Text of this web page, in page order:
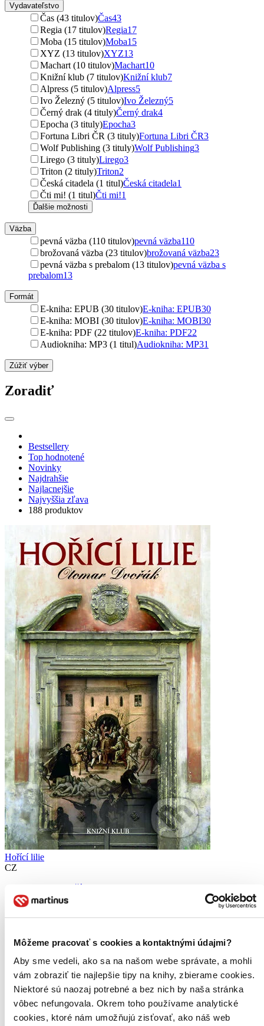
Môžeme pracovať s cookies a kontaktnými údajmi?
Aby sme vedeli, ako sa na našom webe správate, a mohli
vám zobraziť tie najlepšie tipy na knihy, zbierame cookies.
Niektoré sú naozaj potrebné a bez nich by naša stránka
vôbec nefungovala. Okrem toho používame analytické
cookies, ktoré nám umožňujú zisťovať, ako náš web
Vydavateľstvo
Čas (43 titulov)Čas43
Regia (17 titulov)Regia17
Moba (15 titulov)Moba15
XYZ (13 titulov)XYZ13
Machart (10 titulov)Machart10
Knižní klub (7 titulov)Knižní klub7
Alpress (5 titulov)Alpress5
Ivo Železný (5 titulov)Ivo Železný5
Černý drak (4 tituly)Černý drak4
Epocha (3 tituly)Epocha3
Fortuna Libri ČR (3 tituly)Fortuna Libri ČR3
Wolf Publishing (3 tituly)Wolf Publishing3
Lirego (3 tituly)Lirego3
Triton (2 tituly)Triton2
Česká citadela (1 titul)Česká citadela1
Čti mi! (1 titul)Čti mi!1
Ďalšie možnosti
Väzba
pevná väzba (110 titulov)pevná väzba110
brožovaná väzba (23 titulov)brožovaná väzba23
pevná väzba s prebalom (13 titulov)pevná väzba s
prebalom13
Formát
E-kniha: EPUB (30 titulov)E-kniha: EPUB30
E-kniha: MOBI (30 titulov)E-kniha: MOBI30
E-kniha: PDF (22 titulov)E-kniha: PDF22
Audiokniha: MP3 (1 titul)Audiokniha: MP31
Zúžiť výber
Zoradiť
Bestsellery
Top hodnotené
Novinky
Najdrahšie
Najlacnejšie
Najvyššia zľava
188 produktov
Hořící lilie
CZ
Otomar Dvořák
Ačkoliv jde o román historický, odehrávající se v posledním
desetiletí 17. století, tedy v době slavného Krále slunce Ludvíka
naprosto současné a aktuální...
Čítaná
mierne opotrebovaná
Túto knihu sme vykúpili cezKnihovrátoka je mierne
opotrebovaná.Na tejto knihe už síce poznať, že ju niekto
čítal, môže jej chýbať prebal, nie je však poškodená tak, aby
to akokoľvek znižovalo zážitok z jej obsahu. Knihu sme
označili nálepkou, ktorá môže na niektorých obaloch